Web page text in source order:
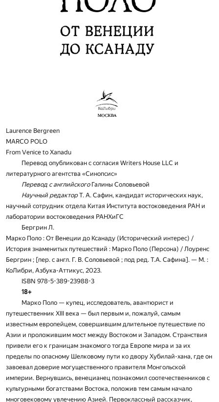
Laurence Bergreen
MARCO POLO
From Venice to Xanadu
Перевод опубликован с согласия Writers House LLC и
литературного агентства «Синопсис»
Перевод с английскогоГалины Соловьевой
Научный редакторТ. А. Сафин, кандидат исторических наук,
научный сотрудник отдела Китая Института востоковедения РАН и
лаборатории востоковедения РАНХиГС
Бергрин Л.
Марко Поло : От Венеции до Ксанаду (Исторический интерес) /
История знаменитых путешествий : Марко Поло (Персона) / Лоуренс
Бергрин ; [пер. с англ. Г. В. Соловьевой ; под ред. Т.А. Сафина]. — М. :
КоЛибри, Азбука-Аттикус, 2023.
ISBN 978-5-389-23988-3
18+
Марко Поло — купец, исследователь, авантюрист и
путешественник XIII века — был первым и, пожалуй, самым
известным европейцем, совершившим длительное путешествие по
Азии и проложившим мост между Востоком и Западом. Странствия
привели его к границам знакомого тогда Европе мира и за их
пределы по опасному Шелковому пути ко двору Хубилай-хана, где он
завоевал доверие могущественного правителя Монгольской
империи. Вернувшись, венецианец познакомил соотечественников с
культурными богатствами Востока, положив тем самым начало
многовековому увлечению Азией. Первоклассный рассказчик,